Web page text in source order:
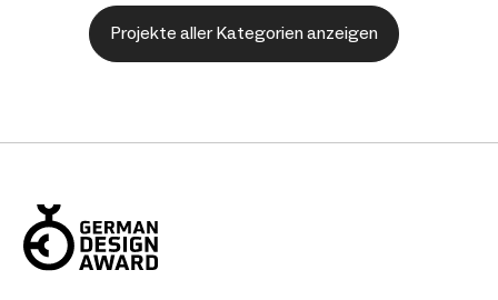
Projekte aller Kategorien anzeigen